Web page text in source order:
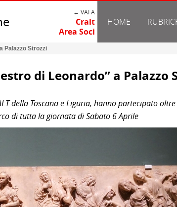
← VAI A
Cralt
Area Soci
HOME
Palazzo Strozzi
di Leonardo” a Palazzo
della Toscana e Liguria, hanno partecipato
di tutta la giornata di Sabato 6 Aprile